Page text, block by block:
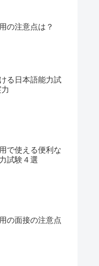
の注意点は？
る日本語能力試
で使える便利な
試験４選
の面接の注意点